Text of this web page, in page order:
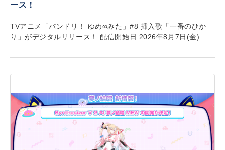
ース！
TVアニメ「バンドリ！ ゆめ∞みた」#8 挿入歌「一番のひか
り」がデジタルリリース！ 配信開始日 2026年8月7日(金)...